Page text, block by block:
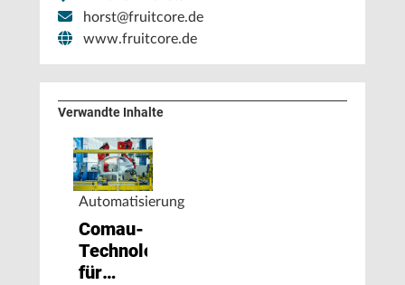
horst@fruitcore.de
www.fruitcore.de
Verwandte Inhalte
Automatisierung
Comau-
Technologie
für